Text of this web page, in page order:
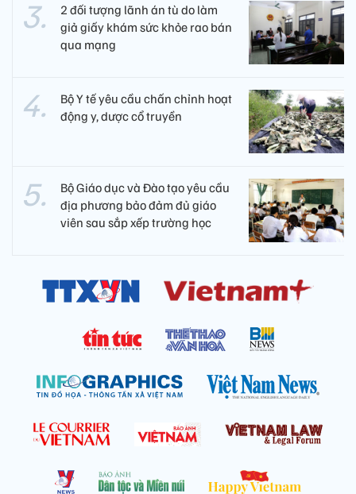
2 đối tượng lãnh án tù do làm
giả giấy khám sức khỏe rao bán
qua mạng
Bộ Y tế yêu cầu chấn chỉnh hoạt
động y, dược cổ truyền
Bộ Giáo dục và Đào tạo yêu cầu
địa phương bảo đảm đủ giáo
viên sau sắp xếp trường học